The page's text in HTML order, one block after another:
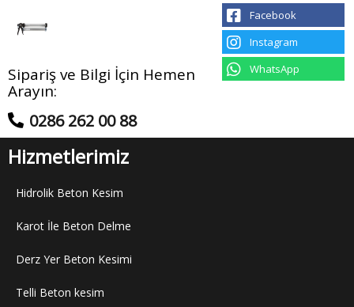
Sipariş ve Bilgi İçin Hemen
Arayın:
0286 262 00 88
Facebook
Instagram
WhatsApp
Hizmetlerimiz
Hidrolik Beton Kesim
Karot İle Beton Delme
Derz Yer Beton Kesimi
Telli Beton kesim